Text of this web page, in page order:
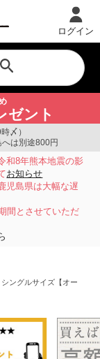
ゼント
ログイン
〆）
は別途800円
和8年熊本地震の影
お知らせ
児島県は大幅な遅
間とさせていただ
ングルサイズ【オー